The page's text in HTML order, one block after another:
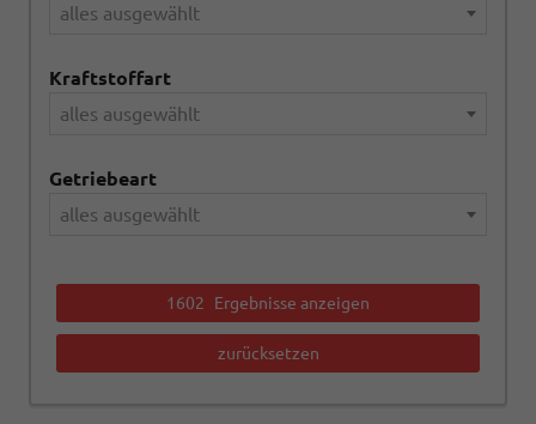
alles ausgewählt
Kraftstoffart
alles ausgewählt
Getriebeart
alles ausgewählt
1602 Ergebnisse anzeigen
zurücksetzen